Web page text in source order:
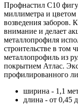
Профнастил С10
миллиметра и цветом
возведения заборов.
внимание и делает
металлопрофиля
строительстве в том
металлопрофиль из
покрытием Атлас.
профилированного
ширина - 1,1
длина - от 0,45